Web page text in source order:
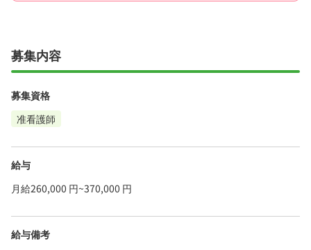
募集内容
募集資格
准看護師
給与
月給260,000 円~370,000 円
給与備考